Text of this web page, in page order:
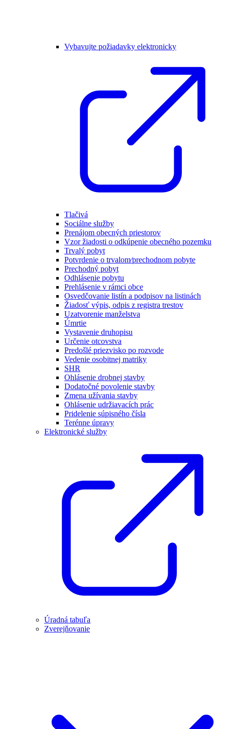
Vybavujte požiadavky elektronicky
Tlačivá
Sociálne služby
Prenájom obecných priestorov
Vzor žiadosti o odkúpenie obecného pozemku
Trvalý pobyt
Potvrdenie o trvalom⁄prechodnom pobyte
Prechodný pobyt
Odhlásenie pobytu
Prehlásenie v rámci obce
Osvedčovanie listín a podpisov na listinách
Žiadosť výpis, odpis z registra trestov
Uzatvorenie manželstva
Úmrtie
Vystavenie druhopisu
Určenie otcovstva
Predošlé priezvisko po rozvode
Vedenie osobitnej matriky
SHR
Ohlásenie drobnej stavby
Dodatočné povolenie stavby
Zmena užívania stavby
Ohlásenie udržiavacích prác
Pridelenie súpisného čísla
Terénne úpravy
Elektronické služby
Úradná tabuľa
Zverejňovanie